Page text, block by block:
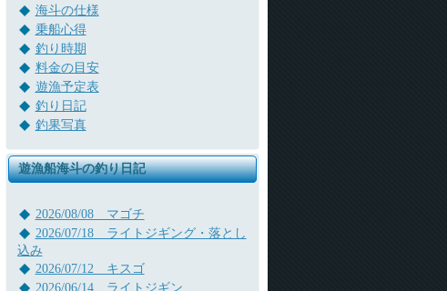
海斗の仕様
乗船心得
釣り時期
料金の目安
遊漁予定表
釣り日記
釣果写真
遊漁船海斗の釣り日記
2026/08/08 マゴチ
2026/07/18 ライトジギング・落とし
込み
2026/07/12 キスゴ
2026/06/14 ライトジギン